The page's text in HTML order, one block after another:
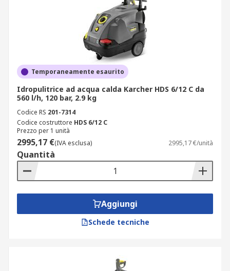
Temporaneamente esaurito
Idropulitrice ad acqua calda Karcher HDS 6/12 C da
560 l/h, 120 bar, 2.9 kg
Codice RS 201-7314
Codice costruttore HDS 6/12 C
Prezzo per 1 unità
2995,17 €(IVA esclusa) 2995,17 €/unità
Quantità
Aggiungi
Schede tecniche